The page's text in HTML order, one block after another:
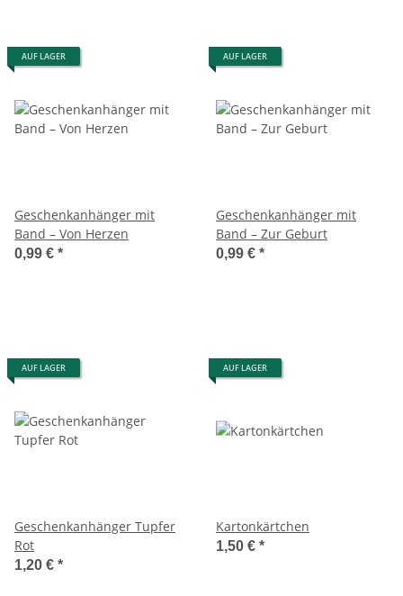
AUF LAGER
Geschenkanhänger mit
Band – Von Herzen
0,99 € *
AUF LAGER
Geschenkanhänger mit
Band – Zur Geburt
0,99 € *
AUF LAGER
Geschenkanhänger Tupfer
Rot
1,20 € *
AUF LAGER
Kartonkärtchen
1,50 € *